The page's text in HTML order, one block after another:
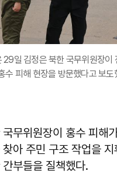
29일 김정은 북한 국무위원장이
수 피해 현장을 방문했다고 보
무위원장이 홍수 피해
아 주민 구조 작업을 지
부들을 질책했다.